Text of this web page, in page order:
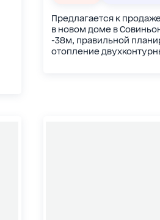
Предлагается к
в новом доме в
-38м, правильной
отопление